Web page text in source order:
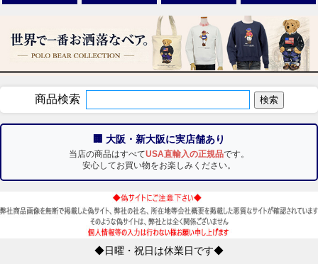
商品検索
🏢 大阪・新大阪に実店舗あり
当店の商品はすべてUSA直輸入の正規品です。
安心してお買い物をお楽しみください。
◆日曜・祝日は休業日です◆